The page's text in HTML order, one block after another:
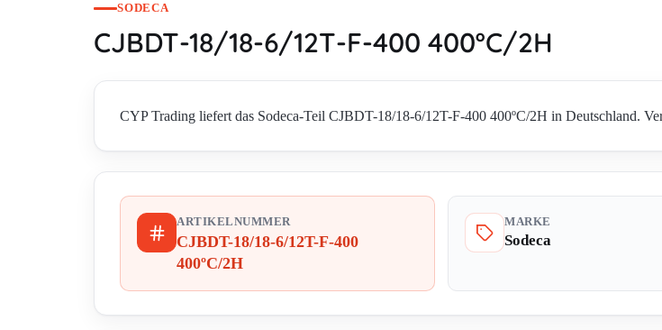
SODECA
CJBDT-18/18-6/12T-F-400 400ºC/2H
CYP Trading liefert das Sodeca-Teil CJBDT-18/18-6/12T-F-400 400ºC/2H in Deutschland.
ARTIKELNUMMER
CJBDT-18/18-6/12T-F-400
400ºC/2H
MARKE
Sodeca